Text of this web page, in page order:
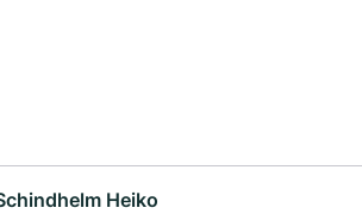
Heiko